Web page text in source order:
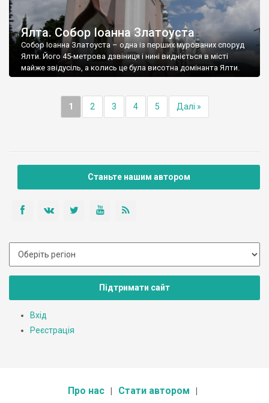
Ялта. Собор Іоанна Златоуста
Собор Іоанна Златоуста – одна із перших мурованих споруд
Ялти. Його 45-метрова дзвіниця і нині видніється в місті
майже звідусіль, а колись це була висотна домінанта Ялти.
1 2 3 4 5 Далі »
Станьте нашим автором
Підтримати сайт
Вхід
Реєстрація
Про нас Стати автором